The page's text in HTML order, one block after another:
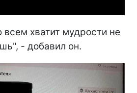
хватит мудрости не
- добавил он.